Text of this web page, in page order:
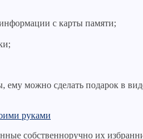
с карты памяти;
можно сделать подарок в
собственноручно их